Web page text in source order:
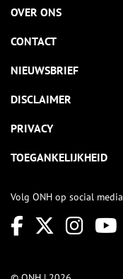
OVER ONS
CONTACT
NIEUWSBRIEF
DISCLAIMER
PRIVACY
TOEGANKELIJKHEID
Volg ONH op social media